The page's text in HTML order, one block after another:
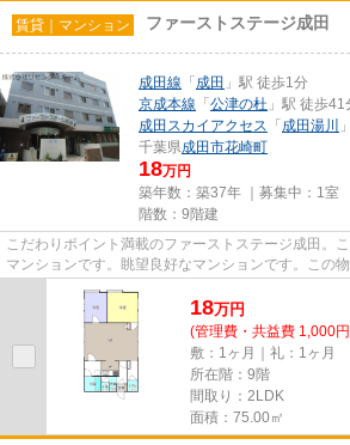
賃貸｜マンション ファーストステージ成田
成田線 「 成田 」駅 徒歩1分
京成本線 「 公津の杜 」駅 徒歩41
成田スカイアクセス 「 成田湯川
千葉県成田市花崎町
18万円
築年数：築37年 ｜募集中： 1室
階数：9階建
こだわりポイント満載のファーストステージ成田。
マンションです。眺望良好なマンションです。この
18万円
(管理費・共益費 1,000
敷：1ヶ月｜礼：1ヶ月
所在階：9階
間取り：2LDK
面積：75.00㎡